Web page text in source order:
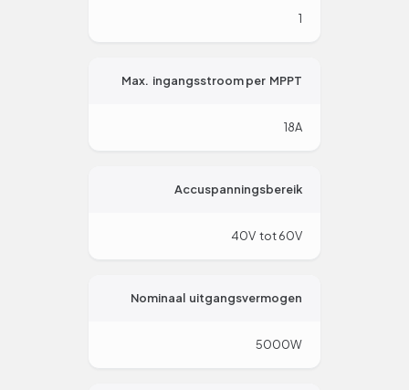
1
Max. ingangsstroom per MPPT
18A
Accuspanningsbereik
40V tot 60V
Nominaal uitgangsvermogen
5000W